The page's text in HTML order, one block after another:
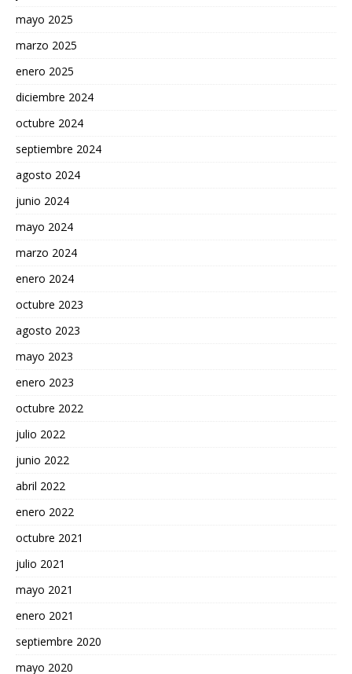
mayo 2025
marzo 2025
enero 2025
diciembre 2024
octubre 2024
septiembre 2024
agosto 2024
junio 2024
mayo 2024
marzo 2024
enero 2024
octubre 2023
agosto 2023
mayo 2023
enero 2023
octubre 2022
julio 2022
junio 2022
abril 2022
enero 2022
octubre 2021
julio 2021
mayo 2021
enero 2021
septiembre 2020
mayo 2020